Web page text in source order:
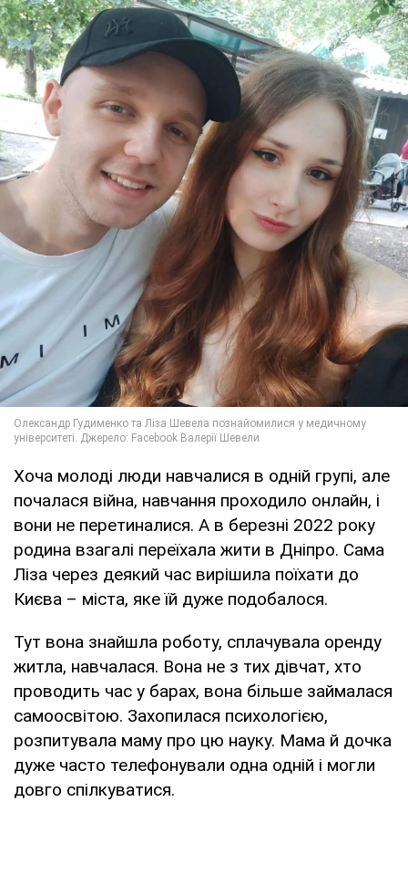
Хоча молоді люди навчалися в одній групі, але
почалася війна, навчання проходило онлайн, і
вони не перетиналися. А в березні 2022 року
родина взагалі переїхала жити в Дніпро. Сама
Ліза через деякий час вирішила поїхати до
Києва – міста, яке їй дуже подобалося.
Тут вона знайшла роботу, сплачувала оренду
житла, навчалася. Вона не з тих дівчат, хто
проводить час у барах, вона більше займалася
самоосвітою. Захопилася психологією,
розпитувала маму про цю науку. Мама й дочка
дуже часто телефонували одна одній і могли
довго спілкуватися.